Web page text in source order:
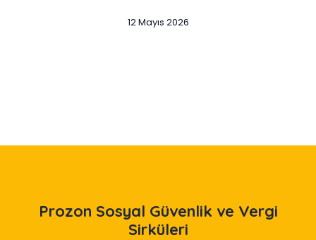
12 Mayıs 2026
Prozon Sosyal Güvenlik ve Vergi
Sirküleri